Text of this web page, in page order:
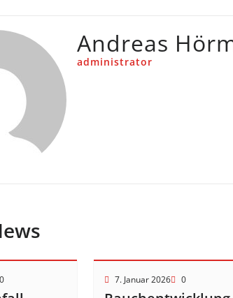
Andreas
administrator
0 7. Januar 2026 0